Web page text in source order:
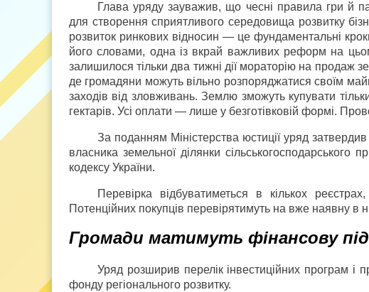
Глава уряду зауважив, що чесні правила гри й
для створення сприятливого середовища розвитку
розвиток ринкових відносин — це фундаментальні
його словами, одна із вкрай важливих реформ на
залишилося тільки два тижні дії мораторію на продаж
де громадяни можуть вільно розпоряджатися своїм
заходів від зловживань. Землю зможуть купувати
гектарів. Усі оплати — лише у безготівковій формі.
За поданням Міністерства юстиції уряд
власника земельної ділянки
кодексу України.
Перевірка відбуватиметься в кількох
Потенційних покупців перевірятимуть на вже наявну
Громади матимуть фінансову
Уряд розширив перелік інвестиційних програм і
фонду регіонального розвитку.